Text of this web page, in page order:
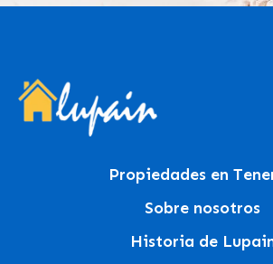
Propiedades en
Sobre nosotros
Historia de